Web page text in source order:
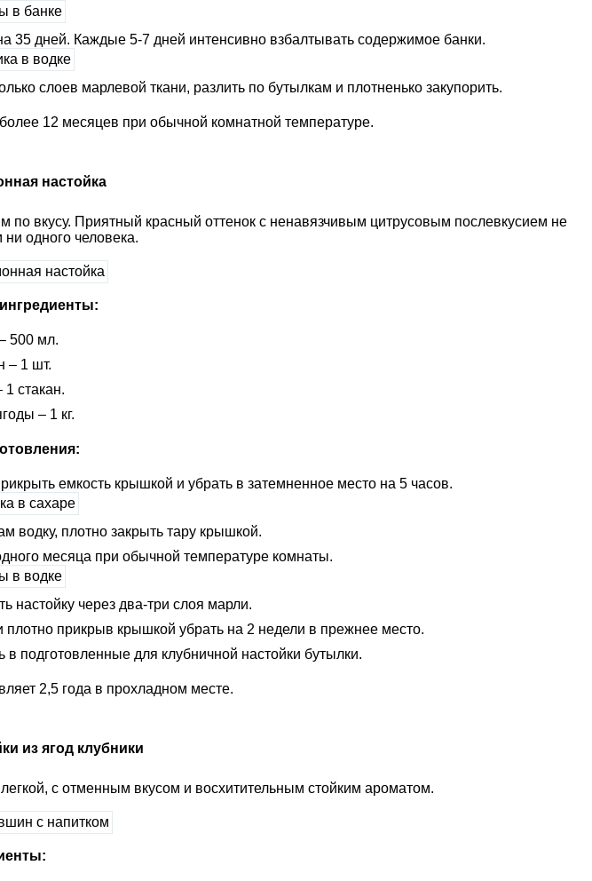
35 дней. Каждые 5-7 дней интенсивно взбалтывать содержимое банки.
слоев марлевой ткани, разлить по бутылкам и плотненько закупорить.
12 месяцев при обычной комнатной температуре.
настойка
по вкусу. Приятный красный оттенок с ненавязчивым цитрусовым послевкусием не
одного человека.
500 мл.
– 1 шт.
стакан.
– 1 кг.
емкость крышкой и убрать в затемненное место на 5 часов.
водку, плотно закрыть тару крышкой.
месяца при обычной температуре комнаты.
настойку через два-три слоя марли.
плотно прикрыв крышкой убрать на 2 недели в прежнее место.
подготовленные для клубничной настойки бутылки.
2,5 года в прохладном месте.
из ягод клубники
с отменным вкусом и восхитительным стойким ароматом.